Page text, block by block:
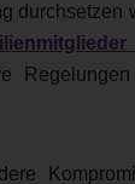
durchsetzen